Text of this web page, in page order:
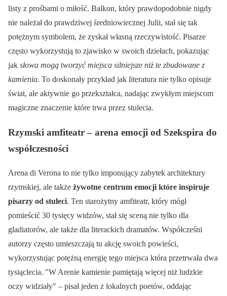
listy z prośbami o miłość. Balkon, który prawdopodobnie nigdy
nie należał do prawdziwej średniowiecznej Julii, stał się tak
potężnym symbolem, że zyskał własną rzeczywistość. Pisarze
często wykorzystują to zjawisko w swoich dziełach, pokazując
jak słowa mogą tworzyć miejsca silniejsze niż te zbudowane z
kamienia. To doskonały przykład jak literatura nie tylko opisuje
świat, ale aktywnie go przekształca, nadając zwykłym miejscom
magiczne znaczenie które trwa przez stulecia.
Rzymski amfiteatr – arena emocji od Szekspira do
współczesności
Arena di Verona to nie tylko imponujący zabytek architektury
rzymskiej, ale także żywotne centrum emocji które inspiruje
pisarzy od stuleci. Ten starożytny amfiteatr, który mógł
pomieścić 30 tysięcy widzów, stał się sceną nie tylko dla
gladiatorów, ale także dla literackich dramatów. Współcześni
autorzy często umieszczają tu akcję swoich powieści,
wykorzystując potężną energię tego miejsca która przetrwała dwa
tysiąclecia.
W Arenie kamienie pamiętają więcej niż ludzkie
oczy widziały
– pisał jeden z lokalnych poetów, oddając